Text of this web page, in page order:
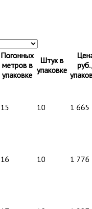
Погонных
метров в
упаковке
Штук в
упаковке
15 10 1 665
16 10 1 776